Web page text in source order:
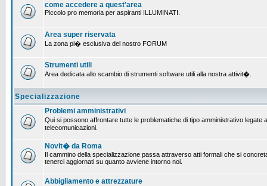
come accedere a quest'area
Piccolo pro memoria per aspiranti ILLUMINATI.
Area super riservata
La zona pi� esclusiva del nostro FORUM
Strumenti utili
Area dedicata allo scambio di strumenti software utili alla nostra attivit�.
Specializzazione
Problemi amministrativi
Qui si possono affrontare tutte le problematiche di tipo amministrativo
telecomunicazioni.
Novit� da Roma
Il cammino della specializzazione passa attraverso atti formali che si
tenerci aggiornati su quanto avviene intorno noi.
Abbigliamento e attrezzature